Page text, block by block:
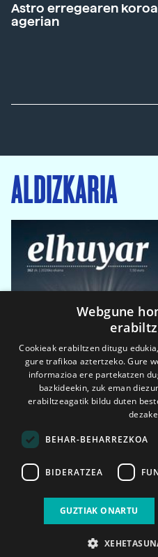
Astro erregearen koroa
agerian
ALDIZKARIA
2026ko eka. 1a
Webgune
Cookieak erabiltzen ditugu
gure trafikoa aztertzeko. Gure
informazioa ere partekatzen
bazkideekin, zuk eman
erabiltzeagatik bildu duten
BEHAR-BEHARREZKOA
BIDERATZEA
GUZTIAK ONARTU